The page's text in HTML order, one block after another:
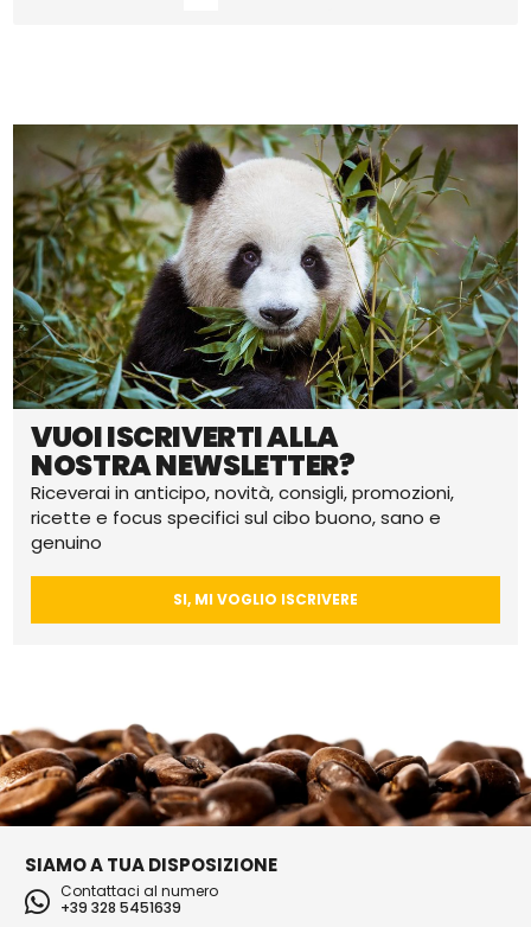
VUOI ISCRIVERTI ALLA
NOSTRA NEWSLETTER?
Riceverai in anticipo, novità, consigli, promozioni,
ricette e focus specifici sul cibo buono, sano e
genuino
SI, MI VOGLIO ISCRIVERE
SIAMO A TUA DISPOSIZIONE
Contattaci al numero
+39 328 5451639